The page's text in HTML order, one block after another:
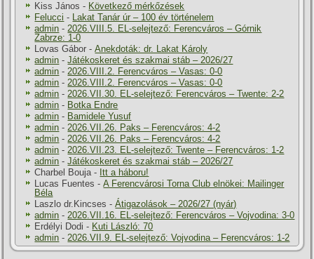
Kiss János - Következő mérkőzések
Felucci - Lakat Tanár úr – 100 év történelem
admin -2026.VIII.5. EL-selejtező: Ferencváros – Górnik
Zabrze: 1-0
Lovas Gábor -Anekdoták: dr. Lakat Károly
admin -Játékoskeret és szakmai stáb – 2026/27
admin -2026.VIII.2. Ferencváros – Vasas: 0-0
admin -2026.VIII.2. Ferencváros – Vasas: 0-0
admin -2026.VII.30. EL-selejtező: Ferencváros – Twente: 2-2
admin - Botka Endre
admin - Bamidele Yusuf
admin -2026.VII.26. Paks – Ferencváros: 4-2
admin -2026.VII.26. Paks – Ferencváros: 4-2
admin -2026.VII.23. EL-selejtező: Twente – Ferencváros: 1-2
admin -Játékoskeret és szakmai stáb – 2026/27
Charbel Bouja- Itt a háboru!
Lucas Fuentes -A Ferencvárosi Torna Club elnökei: Mailinger
Béla
Laszlo dr.Kincses -Átigazolások – 2026/27 (nyár)
admin -2026.VII.16. EL-selejtező: Ferencváros – Vojvodina: 3-0
Erdélyi Dodi - Kuti László: 70
admin -2026.VII.9. EL-selejtező: Vojvodina – Ferencváros: 1-2